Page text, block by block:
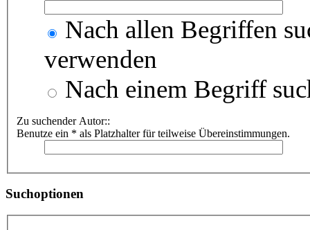
Nach allen Begriffen
verwenden
Nach einem Begriff
Zu suchender Autor::
Benutze ein * als Platzhalter für teilweise Übereinstimmungen.
Suchoptionen